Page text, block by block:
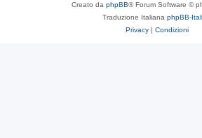
Creato da phpBB® Forum Software ©
Traduzione Italiana phpBB-
Privacy
Condizioni